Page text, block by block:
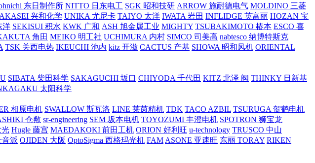
东日制作所 NITTO 日东电工 SGK 昭和技研 ARROW 施耐德电气 MOLDINO 三菱
兴和化学 UNIKA 尤尼卡 TAIYO 太洋 IWATA 岩田 INFLIDGE 英富丽 HOZAN 宝
洋 SEKISUI 积水 KWK 广和 ASH 旭金属工业 MIGHTY TSUBAKIMOTO 椿本 ESCO 喜
角田 MEIKO 明工社 UCHIMURA 内村 SIMCO 司美高 nabtesco 纳博特斯克
TSK 关西电热 IKEUCHI 池内 kitz 开滋 CACTUS 产基 SHOWA 昭和风机 ORIENTAL
SIBATA 柴田科学 SAKAGUCHI 坂口 CHIYODA 千代田 KITZ 北泽 阀 THINKY 日新基
太阳科学
相原电机 SWALLOW 斯瓦洛 LINE 莱茵精机 TDK TACO AZBIL TSURUGA 贺鹤电机
仓敷 sr-engineering SEM 坂本电机 TOYOZUMI 丰澄电机 SPOTRON 狮宝龙
光 Hugle 藤宫 MAEDAKOKI 前田工机 ORION 好利旺 u-technology TRUSCO 中山
音派 OJIDEN 大阪 OptoSigma 西格玛光机 FAM ASONE 亚速旺 东丽 TORAY RIKEN